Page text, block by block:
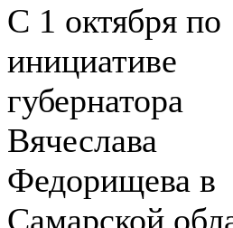
С 1 октября по
инициативе
губернатора
Вячеслава
Федорищева в
Самарской